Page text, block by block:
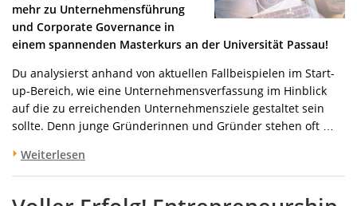
mehr zu Unternehmensführung
und Corporate Governance in
einem spannenden Masterkurs an der Universität Passau!
Du analysierst anhand von aktuellen Fallbeispielen im Start-
up-Bereich, wie eine Unternehmensverfassung im Hinblick
auf die zu erreichenden Unternehmensziele gestaltet sein
sollte. Denn junge Gründerinnen und Gründer stehen oft …
Weiterlesen